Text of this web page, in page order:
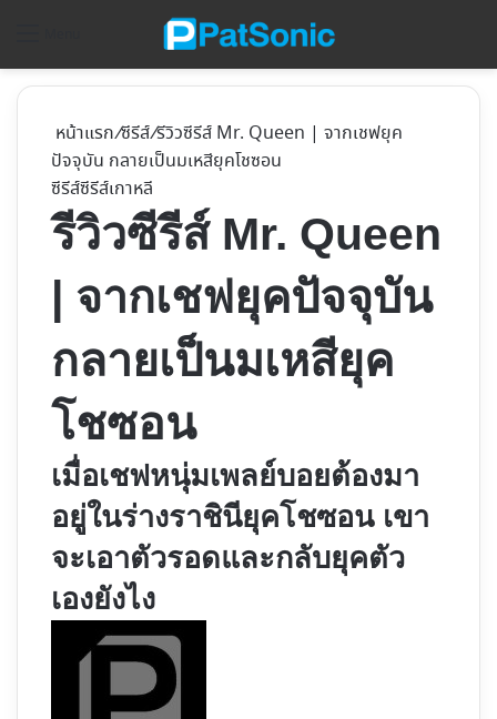
หน้าแรก/ซีรีส์/รีวิวซีรีส์ Mr. Queen | จากเชฟยุค
ปัจจุบัน กลายเป็นมเหสียุคโชซอน
ซีรีส์ซีรีส์เกาหลี
รีวิวซีรีส์ Mr. Queen
| จากเชฟยุคปัจจุบัน
กลายเป็นมเหสียุค
โชซอน
เมื่อเชฟหนุ่มเพลย์บอยต้องมา
อยู่ในร่างราชินียุคโชซอน เขา
จะเอาตัวรอดและกลับยุคตัว
เองยังไง